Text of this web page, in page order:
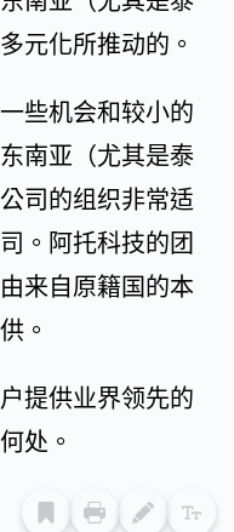
元化所推动的。
些机会和较小的
南亚（尤其是泰
司的组织非常适
。阿托科技的团
来自原籍国的本
。
提供业界领先的
处。